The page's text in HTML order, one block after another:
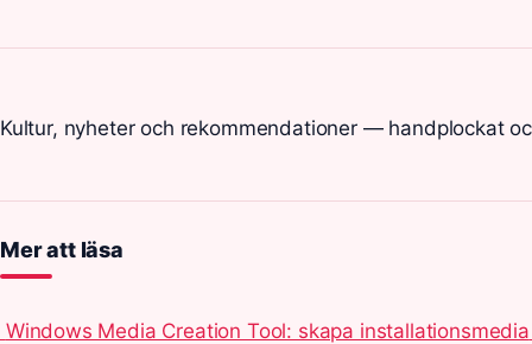
Kultur, nyheter och rekommendationer — handplockat
Mer att läsa
Windows Media Creation Tool: skapa installationsmedia